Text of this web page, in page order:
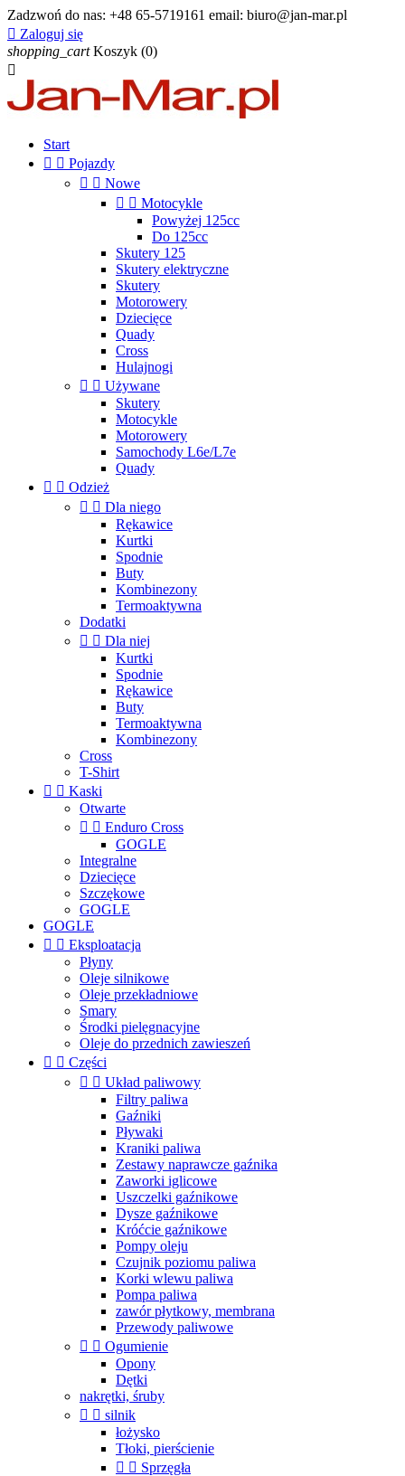
Zadzwoń do nas: +48 65-5719161 email: biuro@jan-mar.pl
 Zaloguj się
shopping_cart Koszyk (0)

Start
  Pojazdy
  Nowe
  Motocykle
Powyżej 125cc
Do 125cc
Skutery 125
Skutery elektryczne
Skutery
Motorowery
Dziecięce
Quady
Cross
Hulajnogi
  Używane
Skutery
Motocykle
Motorowery
Samochody L6e/L7e
Quady
  Odzież
  Dla niego
Rękawice
Kurtki
Spodnie
Buty
Kombinezony
Termoaktywna
Dodatki
  Dla niej
Kurtki
Spodnie
Rękawice
Buty
Termoaktywna
Kombinezony
Cross
T-Shirt
  Kaski
Otwarte
  Enduro Cross
GOGLE
Integralne
Dziecięce
Szczękowe
GOGLE
GOGLE
  Eksploatacja
Płyny
Oleje silnikowe
Oleje przekładniowe
Smary
Środki pielęgnacyjne
Oleje do przednich zawieszeń
  Części
  Układ paliwowy
Filtry paliwa
Gaźniki
Pływaki
Kraniki paliwa
Zestawy naprawcze gaźnika
Zaworki iglicowe
Uszczelki gaźnikowe
Dysze gaźnikowe
Króćcie gaźnikowe
Pompy oleju
Czujnik poziomu paliwa
Korki wlewu paliwa
Pompa paliwa
zawór płytkowy, membrana
Przewody paliwowe
  Ogumienie
Opony
Dętki
nakrętki, śruby
  silnik
łożysko
Tłoki, pierścienie
  Sprzęgła